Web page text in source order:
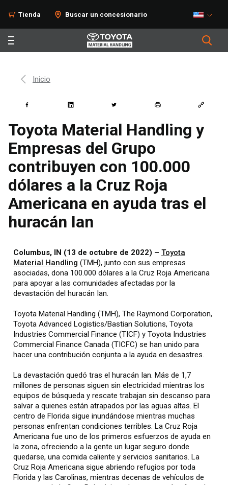
Tienda Buscar un concesionario
Inicio
Toyota Material Handling y
Empresas del Grupo
contribuyen con 100.000
dólares a la Cruz Roja
Americana en ayuda tras el
huracán Ian
Columbus, IN (13 de octubre de 2022) – Toyota
Material Handling (TMH), junto con sus empresas
asociadas, dona 100.000 dólares a la Cruz Roja Americana
para apoyar a las comunidades afectadas por la
devastación del huracán Ian.
Toyota Material Handling (TMH), The Raymond Corporation,
Toyota Advanced Logistics/Bastian Solutions, Toyota
Industries Commercial Finance (TICF) y Toyota Industries
Commercial Finance Canada (TICFC) se han unido para
hacer una contribución conjunta a la ayuda en desastres.
La devastación quedó tras el huracán Ian. Más de 1,7
millones de personas siguen sin electricidad mientras los
equipos de búsqueda y rescate trabajan sin descanso para
salvar a quienes están atrapados por las aguas altas. El
centro de Florida sigue inundándose mientras muchas
personas enfrentan condiciones terribles. La Cruz Roja
Americana fue uno de los primeros esfuerzos de ayuda en
la zona, ofreciendo a la gente un lugar seguro donde
quedarse, una comida caliente y servicios sanitarios. La
Cruz Roja Americana sigue abriendo refugios por toda
Florida y las Carolinas, mientras decenas de vehículos de